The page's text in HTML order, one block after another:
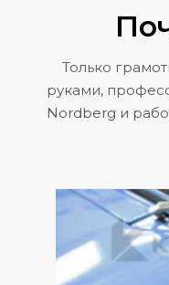
Только
руками,
Nordberg и